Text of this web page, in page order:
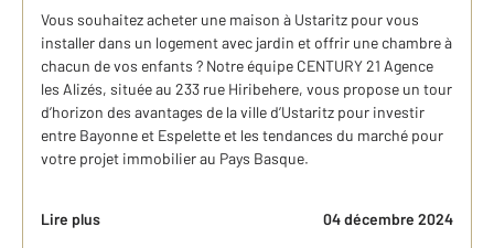
Vous souhaitez acheter une maison à Ustaritz pour vous
installer dans un logement avec jardin et offrir une chambre à
chacun de vos enfants ? Notre équipe CENTURY 21 Agence
les Alizés, située au 233 rue Hiribehere, vous propose un tour
d’horizon des avantages de la ville d’Ustaritz pour investir
entre Bayonne et Espelette et les tendances du marché pour
votre projet immobilier au Pays Basque.
Lire plus 04 décembre 2024